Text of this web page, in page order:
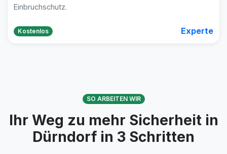
Einbruchschutz.
Kostenlos Experte
SO ARBEITEN WIR
Ihr Weg zu mehr Sicherheit in
Dürndorf in 3 Schritten